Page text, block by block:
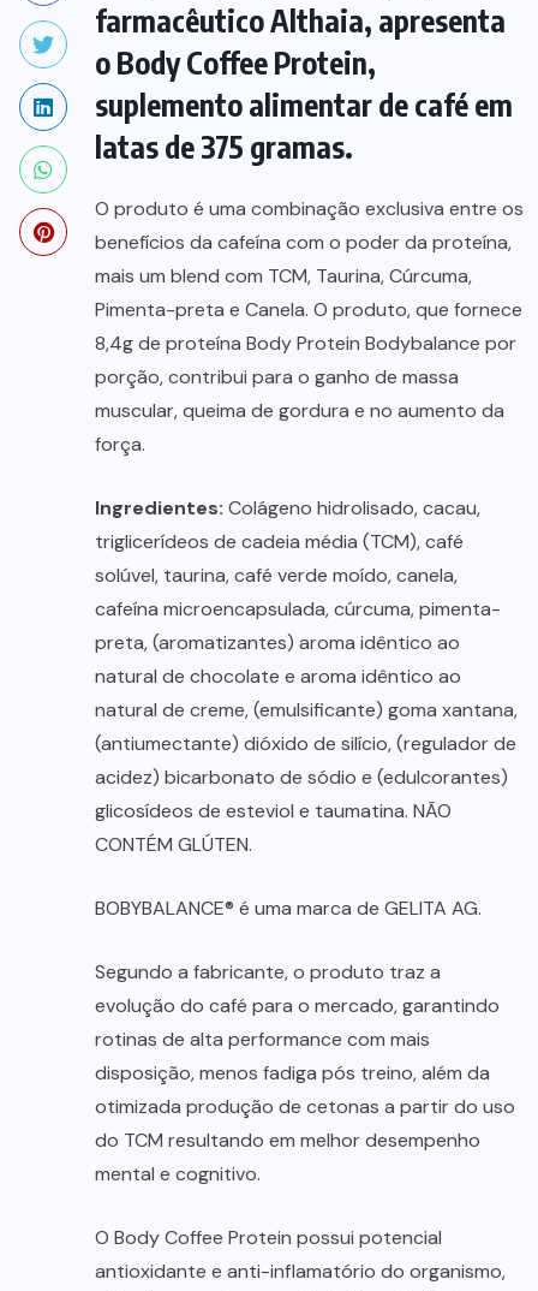
farmacêutico Althaia, apresenta
o Body Coffee Protein,
suplemento alimentar de café em
latas de 375 gramas.
O produto é uma combinação exclusiva entre os
benefícios da cafeína com o poder da proteína,
mais um blend com TCM, Taurina, Cúrcuma,
Pimenta-preta e Canela. O produto, que fornece
8,4g de proteína Body Protein Bodybalance por
porção, contribui para o ganho de massa
muscular, queima de gordura e no aumento da
força.
Ingredientes: Colágeno hidrolisado, cacau,
triglicerídeos de cadeia média (TCM), café
solúvel, taurina, café verde moído, canela,
cafeína microencapsulada, cúrcuma, pimenta-
preta, (aromatizantes) aroma idêntico ao
natural de chocolate e aroma idêntico ao
natural de creme, (emulsificante) goma xantana,
(antiumectante) dióxido de silício, (regulador de
acidez) bicarbonato de sódio e (edulcorantes)
glicosídeos de esteviol e taumatina. NÃO
CONTÉM GLÚTEN.
BOBYBALANCE® é uma marca de GELITA AG.
Segundo a fabricante, o produto traz a
evolução do café para o mercado, garantindo
rotinas de alta performance com mais
disposição, menos fadiga pós treino, além da
otimizada produção de cetonas a partir do uso
do TCM resultando em melhor desempenho
mental e cognitivo.
O Body Coffee Protein possui potencial
antioxidante e anti-inflamatório do organismo,